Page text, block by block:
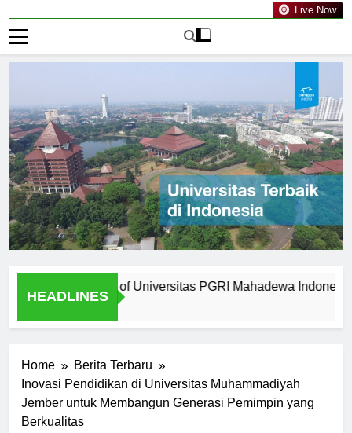
Live Now
HEADLINES
Graduates of Universitas PGRI Mahadewa Indonesia
Home
Berita Terbaru
Inovasi Pendidikan di Universitas Muhammadiyah
Jember untuk Membangun Generasi Pemimpin yang
Berkualitas